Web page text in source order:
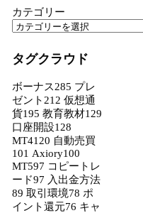
カテゴリー
タグクラウド
ボーナス285 プレ
ゼント 212 仮想通
貨195 教育教材129
口座開設128
MT4120 自動売買
101 Axiory100
MT597 コピートレ
ード97 入出金方法
89 取引環境78 ポ
イント還元76 キャ